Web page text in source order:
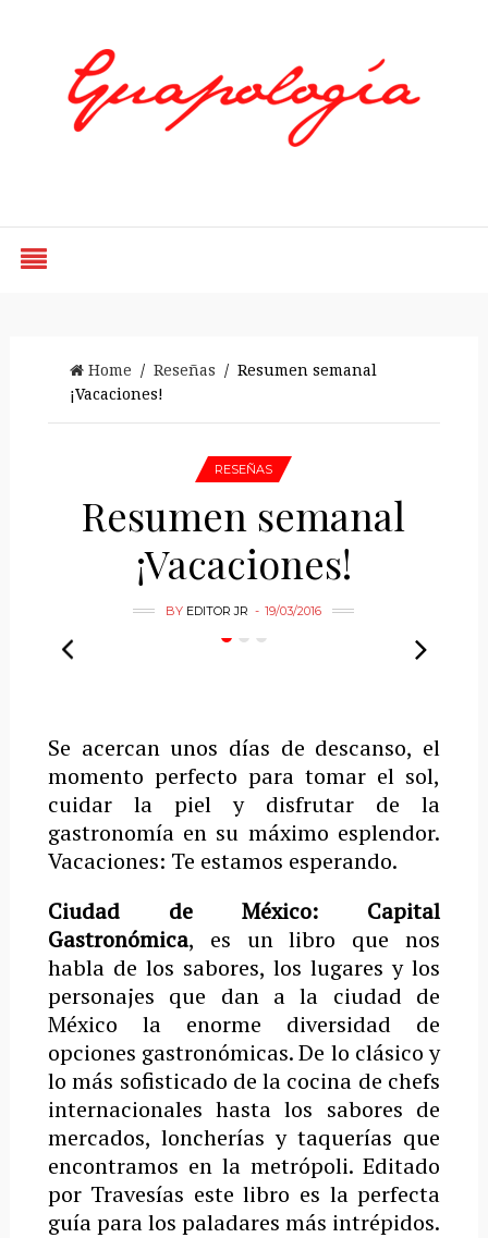
Home / Reseñas / Resumen semanal
¡Vacaciones!
RESEÑAS
Resumen semanal
¡Vacaciones!
BY EDITOR JR 19/03/2016
Se acercan unos días de descanso, el
momento perfecto para tomar el sol,
cuidar la piel y disfrutar de la
gastronomía en su máximo esplendor.
Vacaciones: Te estamos esperando.
Ciudad de México: Capital
Gastronómica, es un libro que nos
habla de los sabores, los lugares y los
personajes que dan a la ciudad de
México la enorme diversidad de
opciones gastronómicas. De lo clásico y
lo más sofisticado de la cocina de chefs
internacionales hasta los sabores de
mercados, loncherías y taquerías que
encontramos en la metrópoli. Editado
por Travesías este libro es la perfecta
guía para los paladares más intrépidos.